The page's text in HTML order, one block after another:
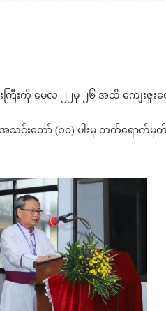
ကြီးကို မေလ ၂၂မှ ၂၆ အထိ ကျေး
းတော် (၁၀) ပါးမှ တက်ရောက်မှတ်